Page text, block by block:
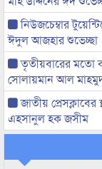
নিউজচেম্বার
ঈদুল আজহার শুভেচ্ছা
তৃতীয়বারের মতো
সোলায়মান আল
জাতীয়
এহসানুল হক জসীম